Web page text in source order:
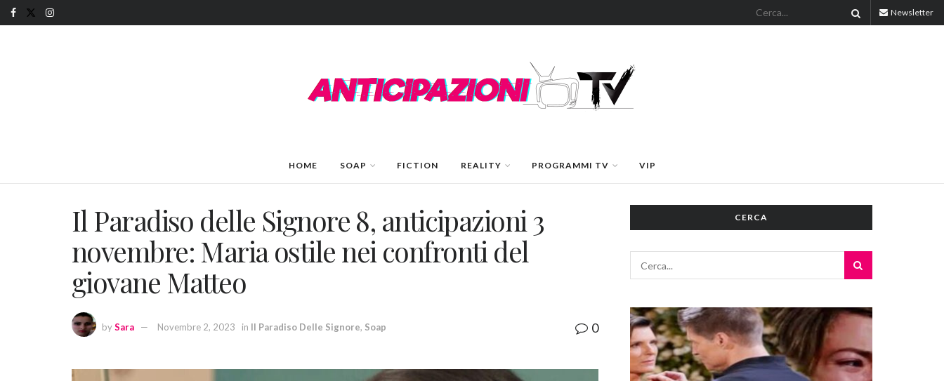
Newsletter
HOME SOAP FICTION REALITY PROGRAMMI TV VIP
Il Paradiso delle Signore 8, anticipazioni 3
novembre: Maria ostile nei confronti del
giovane Matteo
bySara Novembre 2, 2023 in Il Paradiso Delle Signore, Soap 0
CERCA